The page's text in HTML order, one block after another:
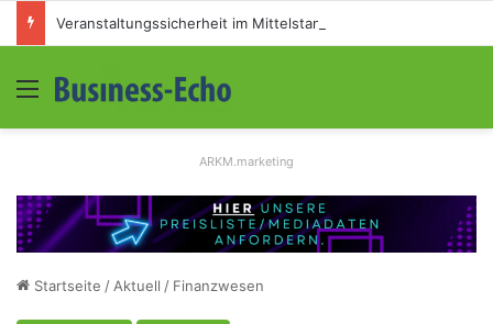
Menü
ARKM.marketing
Startseite / Aktuell / Finanzwesen